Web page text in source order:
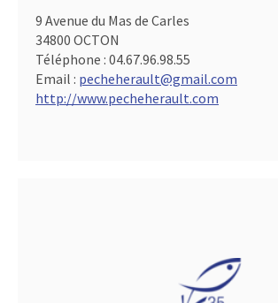
9 Avenue du Mas de Carles
34800 OCTON
Téléphone : 04.67.96.98.55
Email : pecheherault@gmail.com
http://www.pecheherault.com